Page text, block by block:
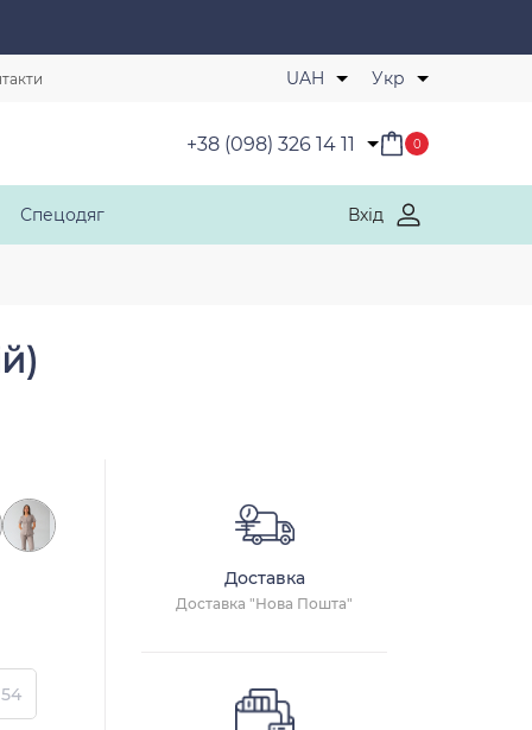
UAH Укр
+38 (098) 326 14 11 0
Спецодяг Вхід
54
Доставка
Доставка "Нова Пошта"
товари